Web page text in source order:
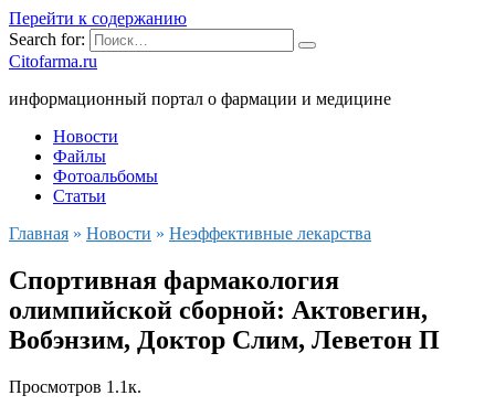
Перейти к содержанию
Search for:
Citofarma.ru
информационный портал о фармации и медицине
Новости
Файлы
Фотоальбомы
Статьи
Главная » Новости » Неэффективные лекарства
Спортивная фармакология
олимпийской сборной: Актовегин,
Вобэнзим, Доктор Слим, Леветон П
Просмотров 1.1к.